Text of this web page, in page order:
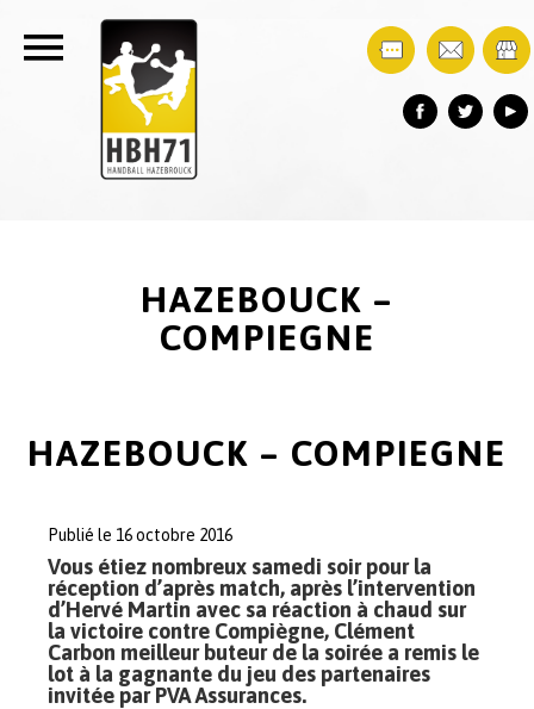
HAZEBOUCK –
COMPIEGNE
HAZEBOUCK – COMPIEGNE
Publié le 16 octobre 2016
Vous étiez nombreux samedi soir pour la
réception d’après match, après l’intervention
d’Hervé Martin avec sa réaction à chaud sur
la victoire contre Compiègne, Clément
Carbon meilleur buteur de la soirée a remis le
lot à la gagnante du jeu des partenaires
invitée par PVA Assurances.